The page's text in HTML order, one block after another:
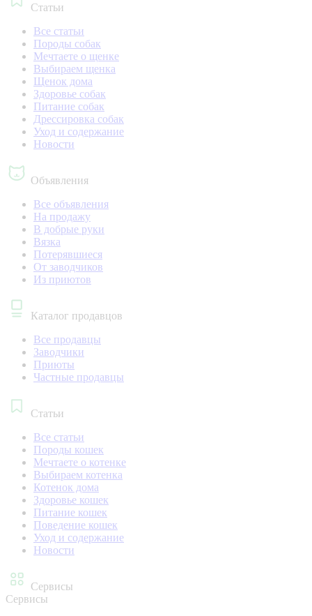
Статьи
Все статьи
Породы собак
Мечтаете о щенке
Выбираем щенка
Щенок дома
Здоровье собак
Питание собак
Дрессировка собак
Уход и содержание
Новости
Объявления
Все объявления
На продажу
В добрые руки
Вязка
Потерявшиеся
От заводчиков
Из приютов
Каталог продавцов
Все продавцы
Заводчики
Приюты
Частные продавцы
Статьи
Все статьи
Породы кошек
Мечтаете о котенке
Выбираем котенка
Котенок дома
Здоровье кошек
Питание кошек
Поведение кошек
Уход и содержание
Новости
Сервисы
Сервисы